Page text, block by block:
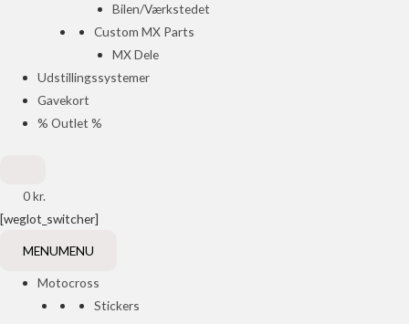
Bilen/Værkstedet
Custom MX Parts
MX Dele
Udstillingssystemer
Gavekort
% Outlet %
0kr.
[weglot_switcher]
MENUMENU
Motocross
Stickers